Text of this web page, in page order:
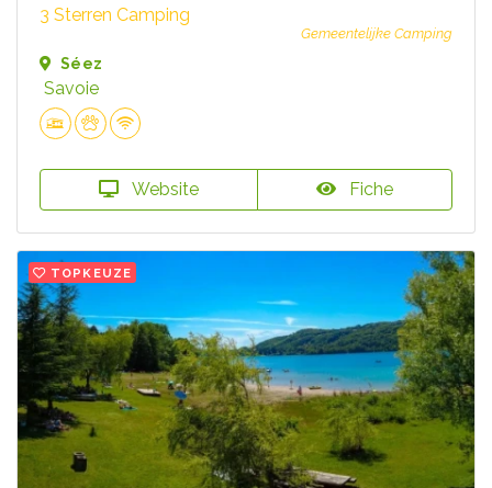
3 Sterren Camping
Gemeentelijke Camping
Séez
Savoie
Website Fiche
TOPKEUZE